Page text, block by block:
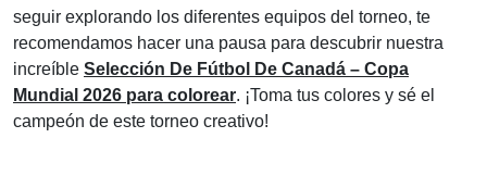
seguir explorando los diferentes equipos del torneo, te
recomendamos hacer una pausa para descubrir nuestra
increíble Selección De Fútbol De Canadá – Copa
Mundial 2026 para colorear. ¡Toma tus colores y sé el
campeón de este torneo creativo!